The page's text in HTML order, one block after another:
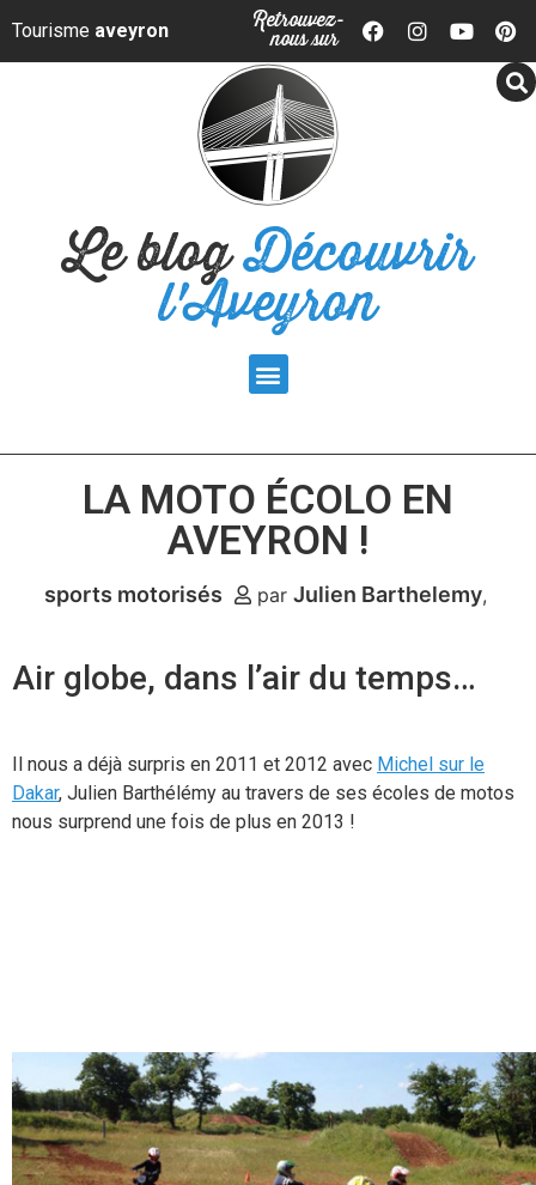
Panneau de gestion des cookies
Tourisme aveyron Retrouvez-
nous sur
Le blogDécouvrir
l'Aveyron
LA MOTO ÉCOLO EN
AVEYRON !
sports motorisés par Julien Barthelemy
Air globe, dans l’air du temps…
Il nous a déjà surpris en 2011 et 2012 avec Michel sur le
Dakar, Julien Barthélémy au travers de ses écoles de motos
nous surprend une fois de plus en 2013 !